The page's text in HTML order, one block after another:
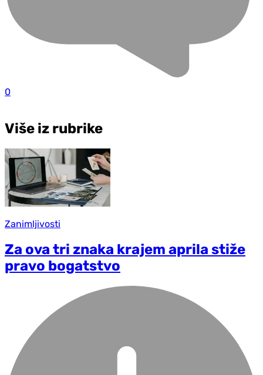
0
Više iz rubrike
Zanimljivosti
Za ova tri znaka krajem aprila stiže
pravo bogatstvo